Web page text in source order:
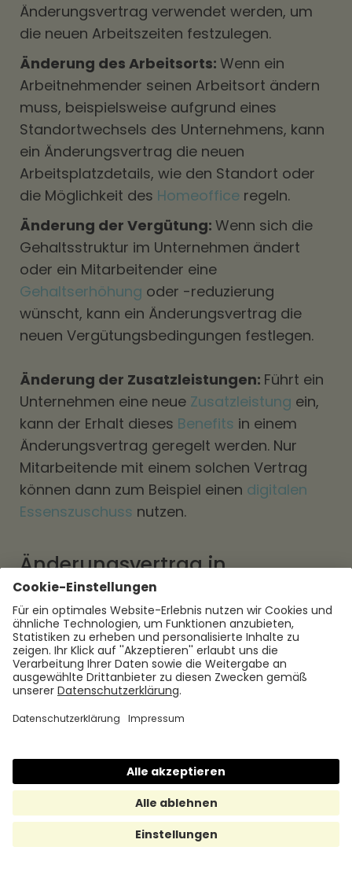
Änderungsvertrag verwendet werden, um
die neuen Arbeitszeiten festzulegen.
Änderung des Arbeitsorts: Wenn ein
Arbeitnehmender seinen Arbeitsort ändern
muss, beispielsweise aufgrund eines
Standortwechsels des Unternehmens, kann
ein Änderungsvertrag die neuen
Arbeitsplatzdetails, wie den Standort oder
die Möglichkeit des Homeoffice regeln.
Änderung der Vergütung: Wenn sich die
Gehaltsstruktur im Unternehmen ändert
oder ein Mitarbeitender eine
Gehaltserhöhung oder -reduzierung
wünscht, kann ein Änderungsvertrag die
neuen Vergütungsbedingungen festlegen.
Änderung der Zusatzleistungen: Führt ein
Unternehmen eine neue Zusatzleistung ein,
kann der Erhalt dieses Benefits in einem
Änderungsvertrag geregelt werden. Nur
Mitarbeitende mit einem solchen Vertrag
können dann zum Beispiel einen digitalen
Essenszuschuss nutzen.
Änderungsvertrag in
Mietverhältnissen
Auch in Mietverhältnissen können
Änderungsverträge von Bedeutung sein, um
auf veränderte Bedingungen oder
Anforderungen zu reagieren. Hier sind einige
Beispiele für Änderungsverträge in
Änderung der Mietdauer:Wenn Mietender
und Vermietender sich auf eine
Verlängerung oder Verkürzung der
Mietdauer einigen, kann ein